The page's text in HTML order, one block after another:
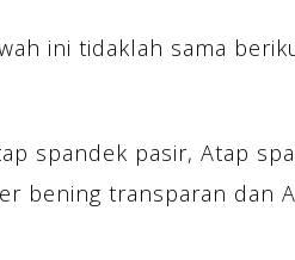
ini tidaklah sama
spandek pasir, Atap
bening transparan dan